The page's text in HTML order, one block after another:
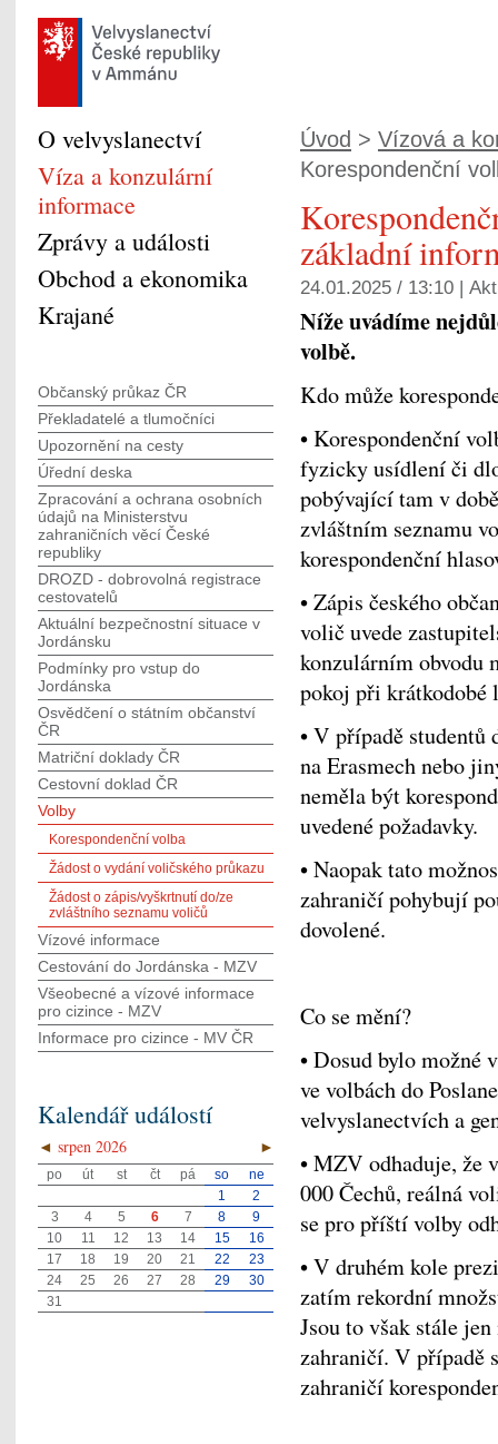
Úvod > Vízová a
Korespondenční
základní
24.01.2025 / 13:10 |
Níže uvádíme
volbě.
Kdo může
• Korespondenční
fyzicky usídlení či
pobývající tam v
zvláštním seznamu
korespondenční
• Zápis českého
volič uvede
konzulárním obvodu
pokoj při
• V případě
na Erasmech nebo
neměla být
uvedené požadavky.
• Naopak tato
zahraničí pohybují
dovolené.
Co se mění?
• Dosud bylo možné
ve volbách do
velvyslanectvích a
• MZV odhaduje, že
000 Čechů, reálná
se pro příští volby
• V druhém kole
zatím rekordní
Jsou to však stále
zahraničí. V případě
zahraničí
O velvyslanectví
Víza a konzulární
informace
Zprávy a události
Obchod a ekonomika
Krajané
Občanský průkaz ČR
Překladatelé a tlumočníci
Upozornění na cesty
Úřední deska
Zpracování a ochrana osobních
údajů na Ministerstvu
zahraničních věcí České
republiky
DROZD - dobrovolná registrace
cestovatelů
Aktuální bezpečnostní situace v
Jordánsku
Podmínky pro vstup do
Jordánska
Osvědčení o státním občanství
ČR
Matriční doklady ČR
Cestovní doklad ČR
Volby
Korespondenční volba
Žádost o vydání voličského průkazu
Žádost o zápis/vyškrtnutí do/ze
zvláštního seznamu voličů
Vízové informace
Cestování do Jordánska - MZV
Všeobecné a vízové informace
pro cizince - MZV
Informace pro cizince - MV ČR
Kalendář událostí
◄ ►
srpen 2026
po út st čt pá so
ne
1
2
3
4 5 6 7 8
9
10
11 12 13 14 15
16
17
18 19 20 21 22
23
24
25 26 27 28 29
30
31